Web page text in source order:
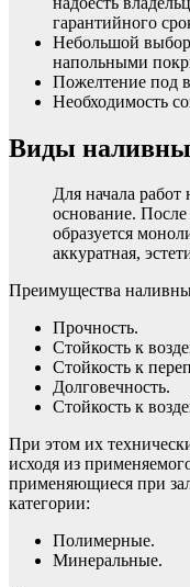
гарантийного
Небольшой
напольными
Пожелтение под
Необходимость
Виды
Для начала
основание. После
образуется
аккуратная,
Преимущества
Прочность.
Стойкость к
Стойкость к
Долговечность.
Стойкость к
При этом их
исходя из
применяющиеся при
категории:
Полимерные.
Минеральные.